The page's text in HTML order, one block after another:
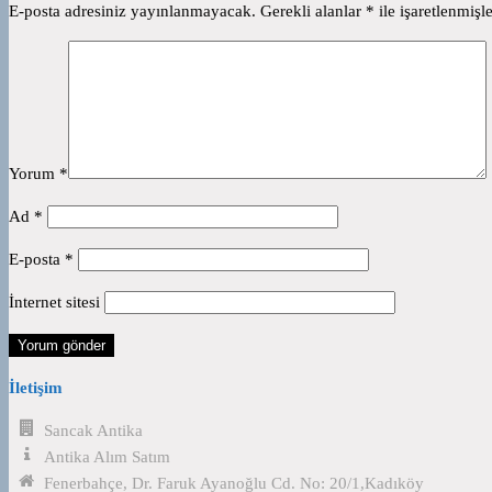
E-posta adresiniz yayınlanmayacak. Gerekli alanlar * ile
Yorum *
Ad *
E-posta *
İnternet sitesi
İletişim
Sancak Antika
Antika Alım Satım
Fenerbahçe, Dr. Faruk Ayanoğlu Cd. No: 20/1,Kadıköy